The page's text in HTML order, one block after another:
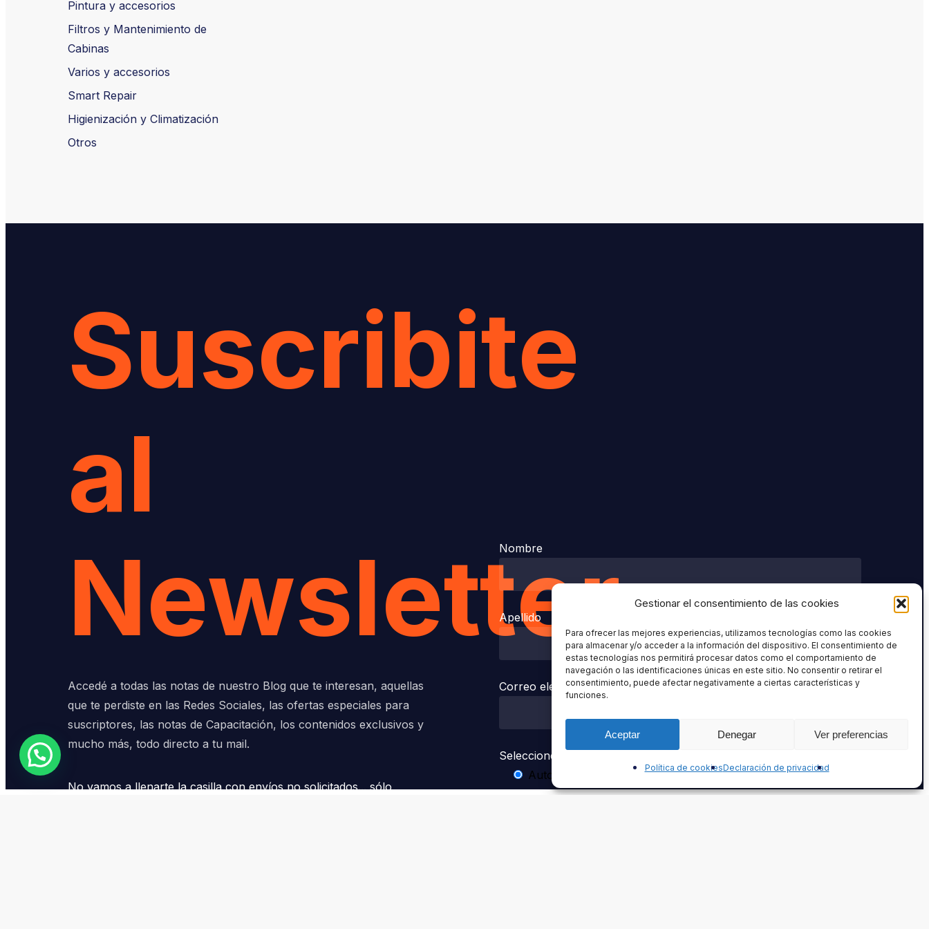
Gestionar el consentimiento de las cookies
Para ofrecer las mejores experiencias, utilizamos tecnologías como las cookies
para almacenar y/o acceder a la información del dispositivo. El consentimiento de
estas tecnologías nos permitirá procesar datos como el comportamiento de
navegación o las identificaciones únicas en este sitio. No consentir o retirar el
consentimiento, puede afectar negativamente a ciertas características y
funciones.
Aceptar Denegar Ver preferencias
Política de cookiesDeclaración de privacidad
Pintura y accesorios
Filtros y Mantenimiento de
Cabinas
Varios y accesorios
Smart Repair
Higienización y Climatización
Otros
Suscribite
al
Newsletter
Accedé a todas las notas de nuestro Blog que te interesan, aquellas
que te perdiste en las Redes Sociales, las ofertas especiales para
suscriptores, las notas de Capacitación, los contenidos exclusivos y
mucho más, todo directo a tu mail.
No vamos a llenarte la casilla con envíos no solicitados... sólo
Nombre
Apellido
Correo electrónico
Seleccione el tipo de Newsletter que desea recibir:
Automotor
Industria
Contáctanos